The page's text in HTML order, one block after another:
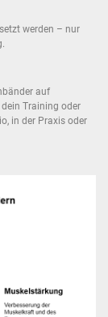
werden – nur
auf
Training oder
in der Praxis oder